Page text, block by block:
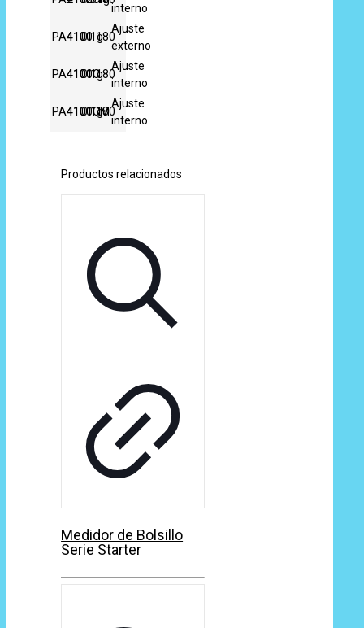
interno
PA4101
41000.1g180
Ajuste
externo
PA4101C
41000.1g180
Ajuste
interno
PA4101CM
41000.1g180
Ajuste
interno
Productos relacionados
Medidor de Bolsillo
Serie Starter